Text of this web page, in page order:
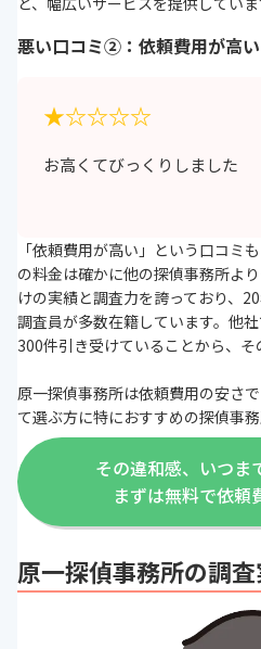
悪い口コミ②：依頼費用が高い
★☆☆☆☆
お高くてびっくりしました
「依頼費用が高い」という口コミ
の料金は確かに他の探偵事務所よ
けの実績と調査力を誇っており、
調査員が多数在籍しています。他
300件引き受けていることから、そ
原一探偵事務所は依頼費用の安さで
て選ぶ方に特におすすめの探偵事務
その違和感、いつま
まずは無料で依頼
原一探偵事務所の調